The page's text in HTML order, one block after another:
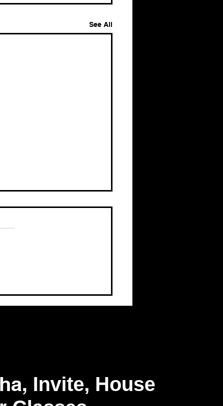
See All
Come to Earth? ।
Universes, Soul &
Invite, House